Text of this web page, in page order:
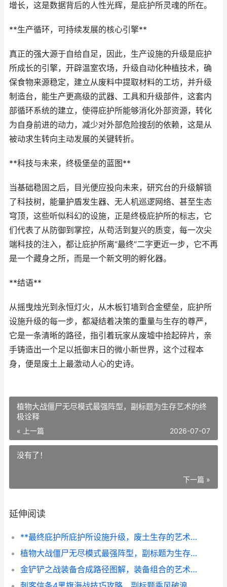
增长，这是数据背后的人性光辉，是庇护所灵魂的所在。
**生产循环，可持续发展的核心引擎**
真正的强大源于自给自足，因此，生产设施的升级是庇护
所成长的引擎，开辟温室农场，升级自动化种植技术，确
保食物来源稳定，建立从废料中提取材料的工坊，并升级
制造台，能生产更高级的武器、工具和升级部件，这套内
部循环系统的建立，使得庇护所能够消化外部资源，转化
为自身前进的动力，减少对外部危险搜刮的依赖，这是从
被动求生转向主动发展的关键转折。
**科技与未来，终极堡垒的蓝图**
当基础稳固之后，目光便应投向未来，研究台的升级解锁
了科技树，能量护盾发生器、无人机巡逻网络、甚至生态
穹顶，这些听似科幻的设施，正是终极庇护所的标志，它
们代表了从防御到掌控，从苟活到复兴的质变，每一次尖
端科技的注入，都让庇护所离“最终”二字更近一步，它不再
是一个藏身之所，而是一个新文明的孵化器。
**结语**
从摇曳烛光到永恒灯火，从木板钉墙到合金壁垒，庇护所
设施升级的每一步，都凝结着决策的重量与生存的尊严，
它是一条清晰的路径，指引着玩家从废墟中拾起碎片，亲
手铸造出一个足以抵御末日的微小新世界，这个过程本
身，便是废土上最激动人心的史诗。
植物大战僵尸无尽模式最强阵型，副标题为生存艺术的终
极诠释
« 上一篇 2026-07-07
没有了！
下一篇 »
延伸阅读
**最终庇护所庇护所设施升级，废土生存的艺术与智慧，副标题，从废墟到堡垒的进化之路**
植物大战僵尸无尽模式最强阵型，副标题为生存艺术的终极诠释
金铲铲之战装备合成路径图解，装备组合的艺术与策略